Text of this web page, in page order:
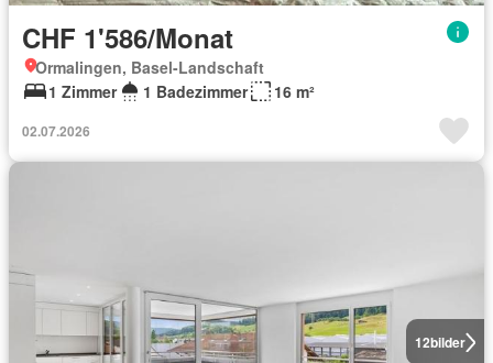
CHF 1'586/Monat
Ormalingen, Basel-Landschaft
1 Zimmer
1 Badezimmer 16 m²
02.07.2026
12bilder